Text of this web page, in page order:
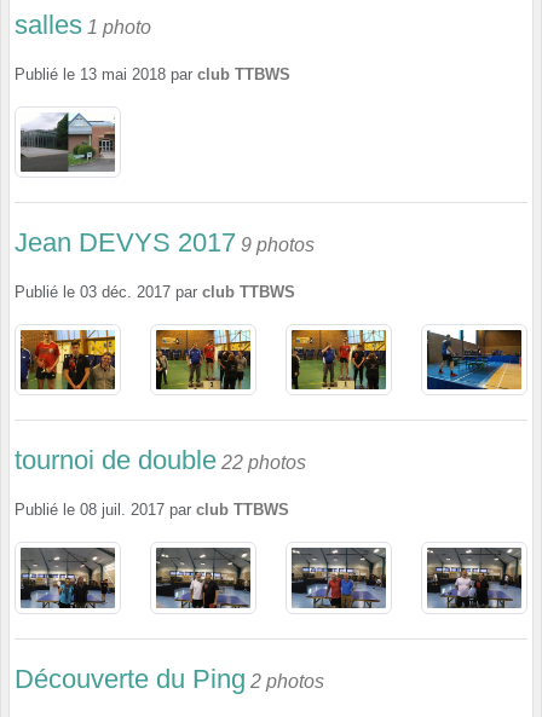
salles 1 photo
Publié le 13 mai 2018 par club TTBWS
Jean DEVYS 2017 9 photos
Publié le 03 déc. 2017 par club TTBWS
tournoi de double 22 photos
Publié le 08 juil. 2017 par club TTBWS
Découverte du Ping 2 photos